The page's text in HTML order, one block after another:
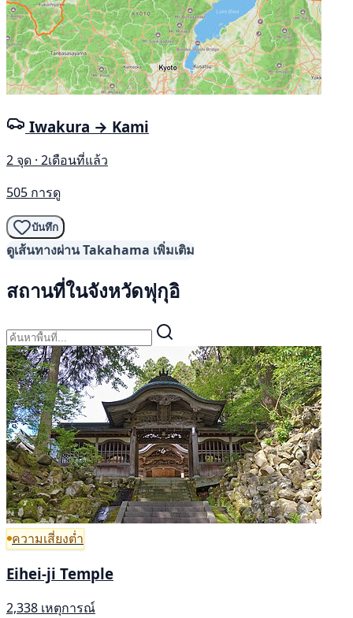
Iwakura → Kami
2 จุด · 2เดือนที่แล้ว
505 การดู
บันทึก
ดูเส้นทางผ่าน Takahama เพิ่มเติม
สถานที่ในจังหวัดฟุกุอิ
ความเสี่ยงต่ำ
Eihei-ji Temple
2,338 เหตุการณ์